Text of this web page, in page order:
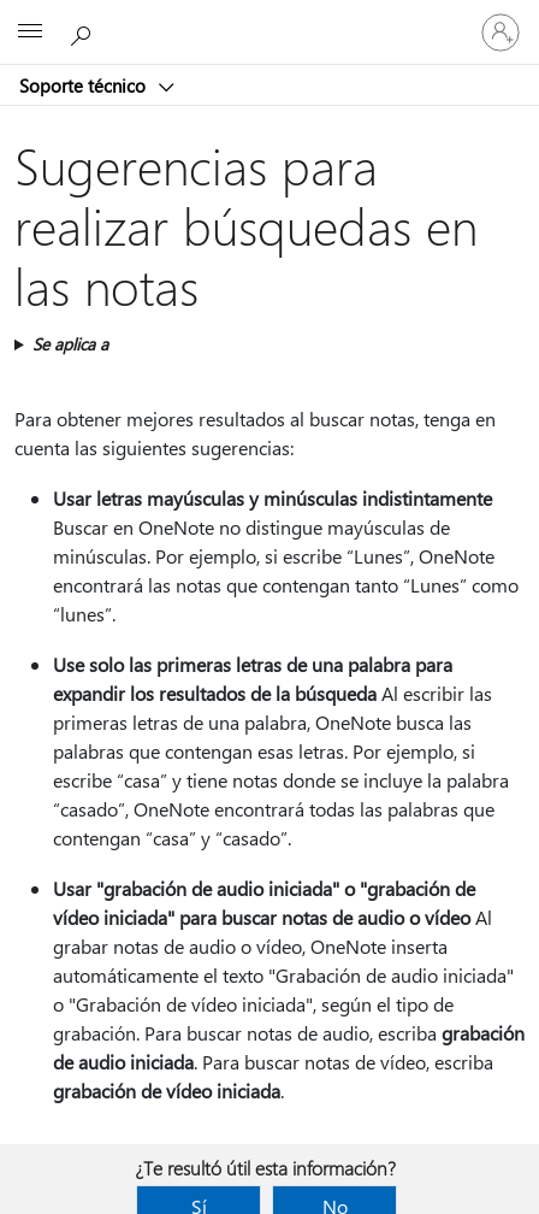
Soporte técnico
Iniciar
sesión
en
cuenta
Sugerencias para
realizar búsquedas en
las notas
Se aplica a
Para obtener mejores resultados al buscar notas, tenga en
cuenta las siguientes sugerencias:
Usar letras mayúsculas y minúsculas indistintamente
Buscar en OneNote no distingue mayúsculas de
minúsculas. Por ejemplo, si escribe “Lunes”, OneNote
encontrará las notas que contengan tanto “Lunes” como
“lunes”.
Use solo las primeras letras de una palabra para
expandir los resultados de la búsquedaAl escribir las
primeras letras de una palabra, OneNote busca las
palabras que contengan esas letras. Por ejemplo, si
escribe “casa” y tiene notas donde se incluye la palabra
“casado”, OneNote encontrará todas las palabras que
contengan “casa” y “casado”.
Usar "grabación de audio iniciada" o "grabación de
vídeo iniciada" para buscar notas de audio o vídeoAl
grabar notas de audio o vídeo, OneNote inserta
automáticamente el texto "Grabación de audio iniciada"
o "Grabación de vídeo iniciada", según el tipo de
grabación. Para buscar notas de audio, escriba grabación
de audio iniciada. Para buscar notas de vídeo, escriba
grabación de vídeo iniciada.
¿Te resultó útil esta información?
Sí
No